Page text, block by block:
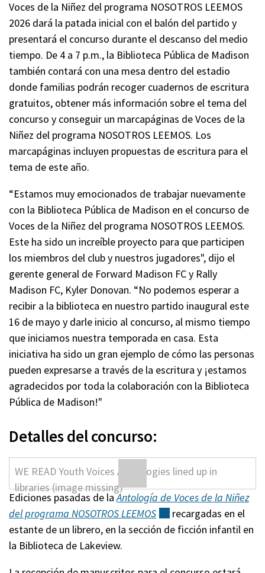
Voces de la Niñez del programa NOSOTROS LEEMOS
2026 dará la patada inicial con el balón del partido y
presentará el concurso durante el descanso del medio
tiempo. De 4 a 7 p.m., la Biblioteca Pública de Madison
también contará con una mesa dentro del estadio
donde familias podrán recoger cuadernos de escritura
gratuitos, obtener más información sobre el tema del
concurso y conseguir un marcapáginas de Voces de la
Niñez del programa NOSOTROS LEEMOS. Los
marcapáginas incluyen propuestas de escritura para el
tema de este año.
“Estamos muy emocionados de trabajar nuevamente
con la Biblioteca Pública de Madison en el concurso de
Voces de la Niñez del programa NOSOTROS LEEMOS.
Este ha sido un increíble proyecto para que participen
los miembros del club y nuestros jugadores", dijo el
gerente general de Forward Madison FC y Rally
Madison FC, Kyler Donovan. “No podemos esperar a
recibir a la biblioteca en nuestro partido inaugural este
16 de mayo y darle inicio al concurso, al mismo tiempo
que iniciamos nuestra temporada en casa. Esta
iniciativa ha sido un gran ejemplo de cómo las personas
pueden expresarse a través de la escritura y ¡estamos
agradecidos por toda la colaboración con la Biblioteca
Pública de Madison!"
Detalles del concurso:
Ediciones pasadas de laAntología de Voces de la Niñez
del programa NOSOTROSLEEMOS (externo)
recargadas en el
estante de un librero, en la sección de ficción infantil en
la Biblioteca de Lakeview.